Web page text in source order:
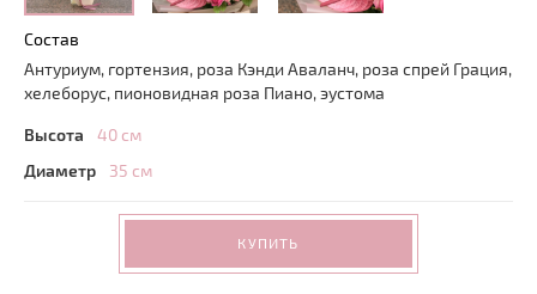
Состав
Антуриум, гортензия, роза Кэнди Аваланч, роза спрей Грация,
хелеборус, пионовидная роза Пиано, эустома
Высота
40 см
Диаметр
35 см
КУПИТЬ